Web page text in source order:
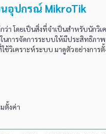
นอุปกรณ์ MikroTik
า โดยเป็นสิ่งที่จำเป็นสำหรับนักวิ
นการจัดการระบบให้มีประสิทธิภ
ช้วิเคราะห์ระบบ มาดูตัวอย่างการ
ตั้งค่า